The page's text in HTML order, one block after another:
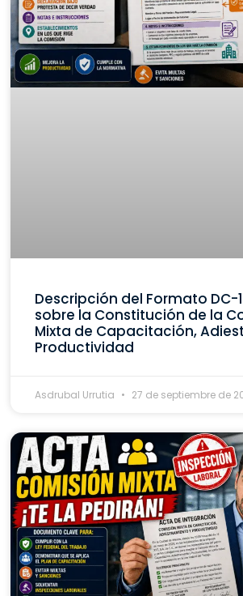
Descripción del Formato DC-
sobre la Constitución de la
Mixta de Capacitación,
Productividad
Asdrubal Urrutia 27 de septiembre de